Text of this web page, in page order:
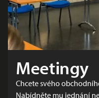
Meetingy
Chcete svého
Nabídněte mu jednání